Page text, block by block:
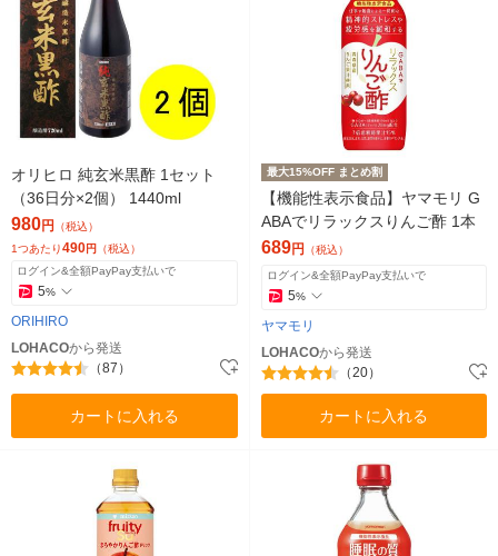
オリヒロ 純玄米黒酢 1セット
（36日分×2個） 1440ml
980円 （税込）
1つあたり490円 （税込）
ログイン&全額PayPay支払いで
5%
ORIHIRO
LOHACOから発送
（87）
カートに入れる
最大15%OFF まとめ割
【機能性表示食品】ヤマモリ G
ABAでリラックスりんご酢 1本
689円 （税込）
ログイン&全額PayPay支払いで
5%
ヤマモリ
LOHACOから発送
（20）
カートに入れる